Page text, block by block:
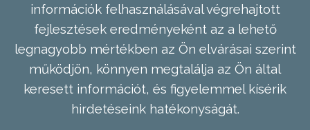
információk felhasználásával végrehajtott
fejlesztések eredményeként az a lehető
legnagyobb mértékben az Ön elvárásai szerint
működjön, könnyen megtalálja az Ön által
keresett információt, és figyelemmel kísérik
hirdetéseink hatékonyságát.